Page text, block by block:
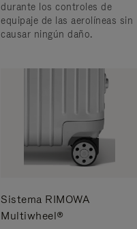
durante los controles de
equipaje de las aerolíneas sin
causar ningún daño.
Sistema RIMOWA
Multiwheel®